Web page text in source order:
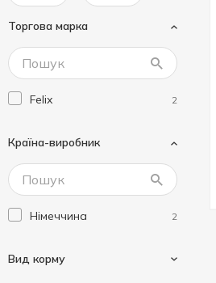
Торгова марка
Felix 2
Країна-виробник
Німеччина 2
Вид корму